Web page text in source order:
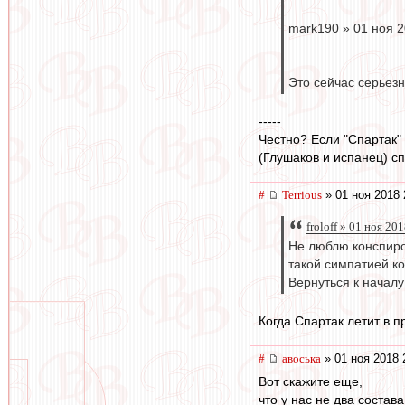
mark190 » 01 ноя
Это сейчас
-----
Честно? Если
(Глушаков и испанец)
# Terrious » 01 ноя 2018
froloff » 01 ноя
Не люблю
такой симпатией
Вернуться к началу
Когда Спартак летит в
# авоська » 01 ноя 2018
Вот скажите еще,
что у нас не два